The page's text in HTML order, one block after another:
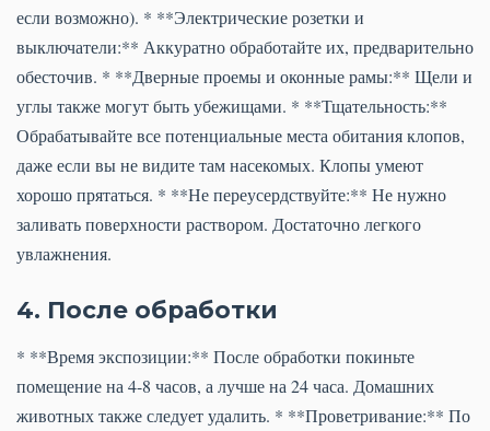
если возможно). * **Электрические розетки и
выключатели:** Аккуратно обработайте их, предварительно
обесточив. * **Дверные проемы и оконные рамы:** Щели и
углы также могут быть убежищами. * **Тщательность:**
Обрабатывайте все потенциальные места обитания клопов,
даже если вы не видите там насекомых. Клопы умеют
хорошо прятаться. * **Не переусердствуйте:** Не нужно
заливать поверхности раствором. Достаточно легкого
увлажнения.
4. После обработки
* **Время экспозиции:** После обработки покиньте
помещение на 4-8 часов, а лучше на 24 часа. Домашних
животных также следует удалить. * **Проветривание:** По